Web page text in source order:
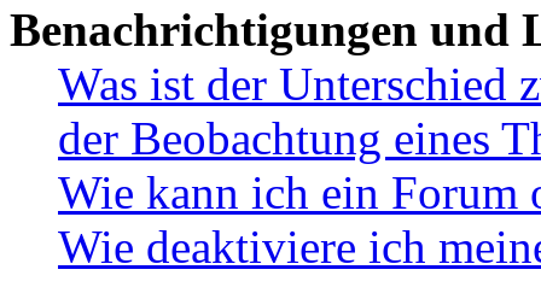
Benachrichtigungen und
Was ist der Unterschied
der Beobachtung eines
Wie kann ich ein Forum
Wie deaktiviere ich